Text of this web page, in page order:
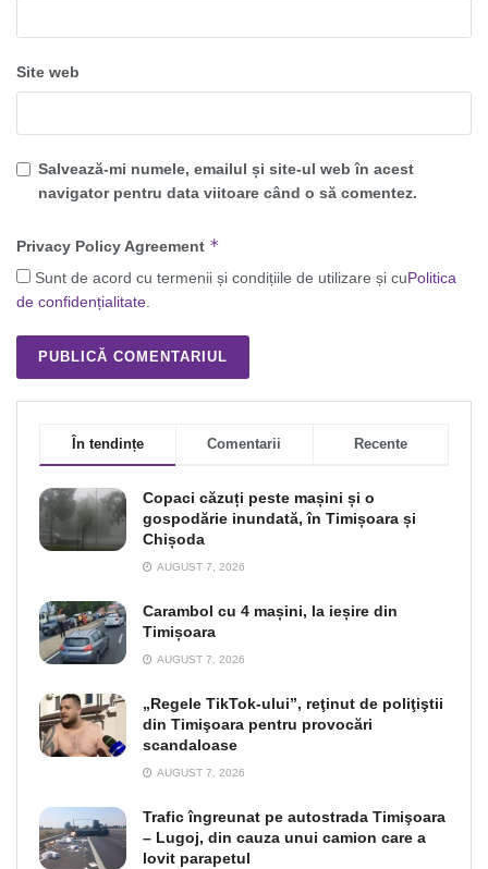
Site web
Salvează-mi numele, emailul și site-ul web în acest
navigator pentru data viitoare când o să comentez.
Privacy Policy Agreement *
Sunt de acord cu termenii și condițiile de utilizare și cuPolitica
de confidențialitate.
În tendințe Comentarii Recente
Copaci căzuți peste mașini și o
gospodărie inundată, în Timișoara și
Chișoda
AUGUST 7, 2026
Carambol cu 4 mașini, la ieșire din
Timișoara
AUGUST 7, 2026
„Regele TikTok-ului”, reţinut de poliţiştii
din Timişoara pentru provocări
scandaloase
AUGUST 7, 2026
Trafic îngreunat pe autostrada Timişoara
– Lugoj, din cauza unui camion care a
lovit parapetul